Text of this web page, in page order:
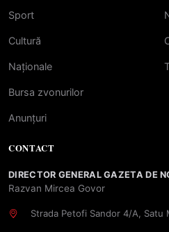
Sport
Cultură
Naționale
Bursa zvonurilor
Anunțuri
CONTACT
DIRECTOR GENERAL GAZETA DE
Razvan Mircea Govor
Strada Petofi Sandor 4/A, Satu